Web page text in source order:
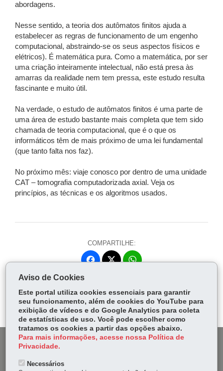
abordagens.
Nesse sentido, a teoria dos autômatos finitos ajuda a
estabelecer as regras de funcionamento de um engenho
computacional, abstraindo-se os seus aspectos físicos e
elétricos). É matemática pura. Como a matemática, por ser
uma criação inteiramente intelectual, não está presa às
amarras da realidade nem tem pressa, este estudo resulta
fascinante e muito útil.
Na verdade, o estudo de autômatos finitos é uma parte de
uma área de estudo bastante mais completa que tem sido
chamada de teoria computacional, que é o que os
informáticos têm de mais próximo de uma lei fundamental
(que tanto falta nos faz).
No próximo mês: viaje conosco por dentro de uma unidade
CAT – tomografia computadorizada axial. Veja os
princípios, as técnicas e os algoritmos usados.
COMPARTILHE:
Fa
ok
itt
er
W
Ap
p
DENUNCIE CORRUPÇÃO
OUVIDORIA
Aviso de Cookies
Este portal utiliza cookies essenciais para garantir
seu funcionamento, além de cookies do YouTube para
exibição de vídeos e do Google Analytics para coleta
de estatísticas de uso. Você pode escolher como
tratamos os cookies a partir das opções abaixo.
Para mais informações, acesse nossa Política de
Privacidade.
Necessários